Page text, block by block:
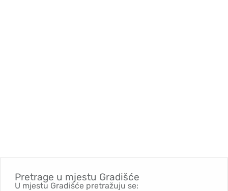
Pretrage u mjestu Gradišće
U mjestu Gradišće pretražuju se: